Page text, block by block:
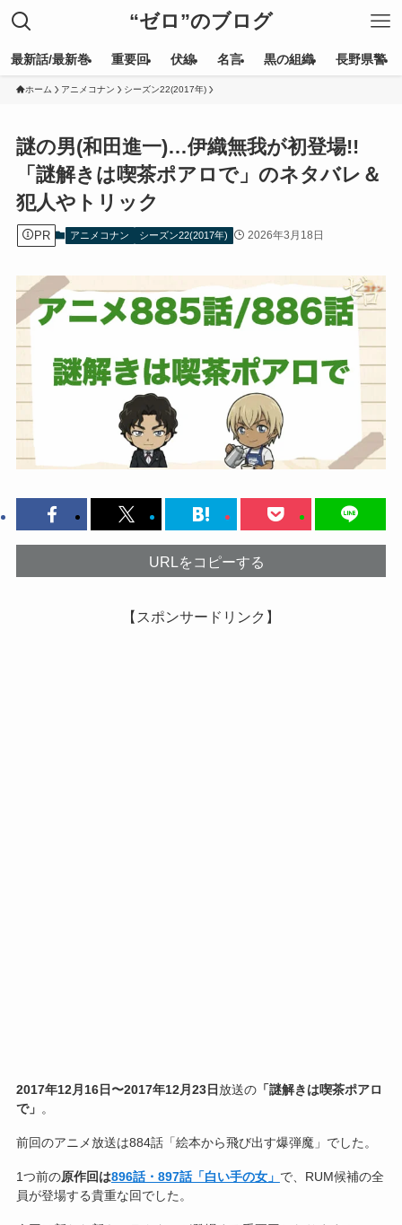
“ゼロ”のブログ
最新話/最新巻 重要回 伏線 名言 黒の組織 長野県警
ホーム アニメコナン シーズン22(2017年)
謎の男(和田進一)…伊織無我が初登場!!
「謎解きは喫茶ポアロで」のネタバレ＆
犯人やトリック
PR アニメコナン シーズン22(2017年) 2026年3月18日
URLをコピーする
【スポンサードリンク】
2017年12月16日〜2017年12月23日 放送の「謎解きは喫茶ポアロ
で」 。
前回のアニメ放送は884話「絵本から飛び出す爆弾魔」でした。
1つ前の原作回は896話・897話「白い手の女」 で、RUM候補の全
員が登場する貴重な回でした。